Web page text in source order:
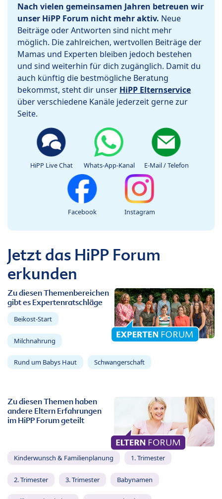
Nach vielen gemeinsamen Jahren betreuen wir
unser HiPP Forum nicht mehr aktiv. Neue
Beiträge oder Antworten sind nicht mehr
möglich. Die zahlreichen, wertvollen Beiträge der
Mamas und Experten bleiben jedoch bestehen
und sind weiterhin für dich zugänglich. Damit du
auch künftig die bestmögliche Beratung
bekommst, steht dir unser HiPP Elternservice
über verschiedene Kanäle jederzeit gerne zur
Seite.
HiPP Live Chat Whats-App-Kanal E-Mail / Telefon
Facebook Instagram
Jetzt das HiPP Forum
erkunden
Zu diesen Themenbereichen
gibt es Expertenratschläge
Beikost-Start
Milchnahrung
Rund um Babys Haut Schwangerschaft
Zu diesen Themen haben
andere Eltern Erfahrungen
im HiPP Forum geteilt
Kinderwunsch & Familienplanung 1. Trimester
2. Trimester 3. Trimester Babynamen